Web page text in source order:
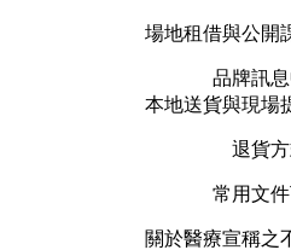
場地租借與公開
品牌訊
本地送貨與現場
退貨
常用文
關於醫療宣稱之